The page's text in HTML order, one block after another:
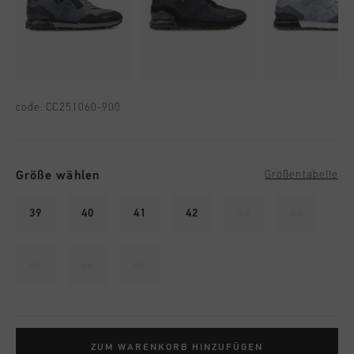
code: CC251060-900
Größe wählen Größentabelle
39 40 41 42
ZUM WARENKORB HINZUFÜGEN